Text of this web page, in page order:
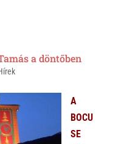
a döntőben
A
BOCU
SE